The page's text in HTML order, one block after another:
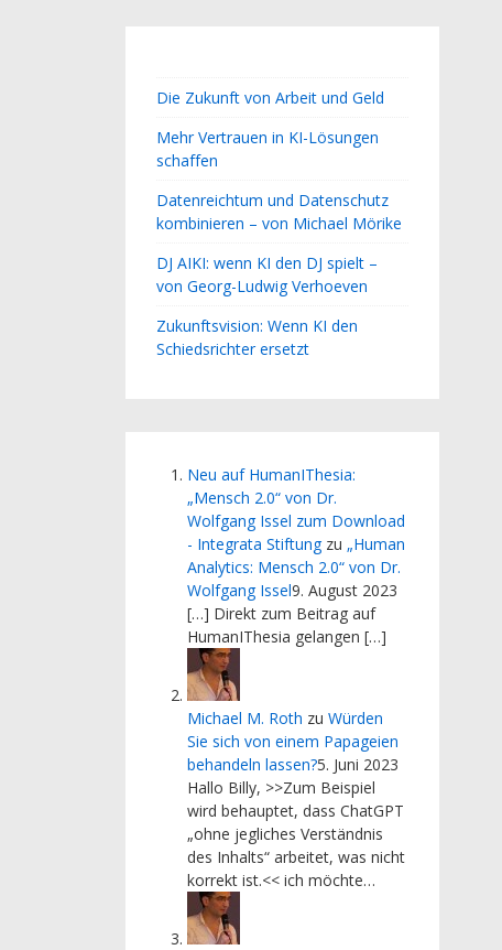
Die Zukunft von Arbeit und Geld
Mehr Vertrauen in KI-Lösungen
schaffen
Datenreichtum und Datenschutz
kombinieren – von Michael Mörike
DJ AIKI: wenn KI den DJ spielt –
von Georg-Ludwig Verhoeven
Zukunftsvision: Wenn KI den
Schiedsrichter ersetzt
Neu auf HumanIThesia:
„Mensch 2.0“ von Dr.
Wolfgang Issel zum Download
- Integrata Stiftungzu „Human
Analytics: Mensch 2.0“ von Dr.
Wolfgang Issel9. August 2023
[…] Direkt zum Beitrag auf
HumanIThesia gelangen […]
Michael M. Roth zu Würden
Sie sich von einem Papageien
behandeln lassen?5. Juni 2023
Hallo Billy, >>Zum Beispiel
wird behauptet, dass ChatGPT
„ohne jegliches Verständnis
des Inhalts“ arbeitet, was nicht
korrekt ist.<< ich möchte…